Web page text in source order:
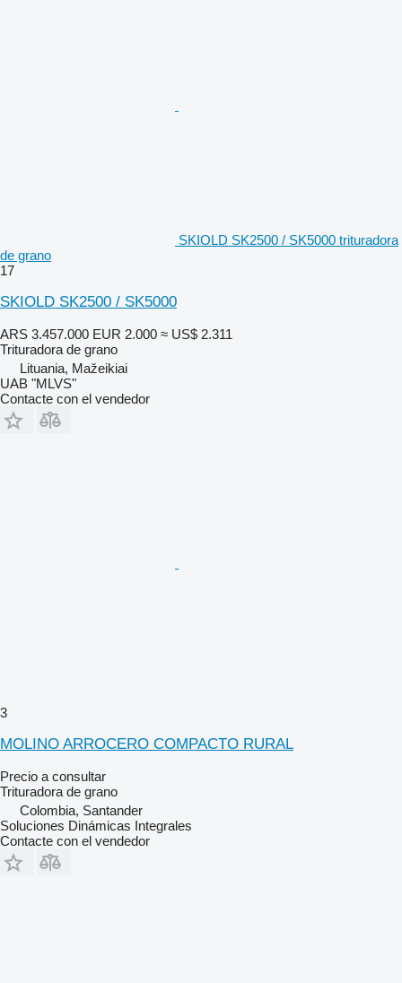
SKIOLD SK2500 / SK5000 trituradora
de grano
17
SKIOLD SK2500 / SK5000
ARS 3.457.000 EUR 2.000 ≈ US$ 2.311
Trituradora de grano
Lituania, Mažeikiai
UAB "MLVS"
Contacte con el vendedor
3
MOLINO ARROCERO COMPACTO RURAL
Precio a consultar
Trituradora de grano
Colombia, Santander
Soluciones Dinámicas Integrales
Contacte con el vendedor